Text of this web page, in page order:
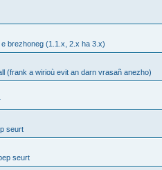
brezhoneg (1.1.x, 2.x ha 3.x)
(frank a wirioù evit an darn vrasañ anezho)
seurt
seurt